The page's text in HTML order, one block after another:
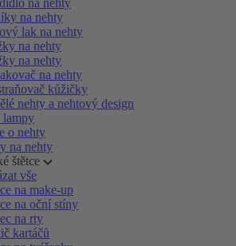
na nehty
na nehty
lak na nehty
na nehty
na nehty
na nehty
kůžičky
nehty a nehtový design
o nehty
na nehty
štětce
vše
na make-up
na oční stíny
na rty
kartáčů